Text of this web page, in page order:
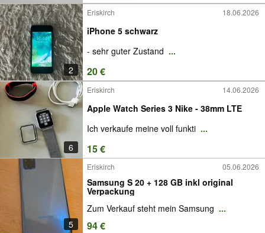
2
Eriskirch 18.06.2026
iPhone 5 schwarz
- sehr guter Zustand ...
20 €
6
Eriskirch 14.06.2026
Apple Watch Series 3 Nike - 38mm LTE
Ich verkaufe meine voll funkti ...
15 €
5
Eriskirch 05.06.2026
Samsung S 20 + 128 GB inkl original
Verpackung
Zum Verkauf steht mein Samsung ...
94 €